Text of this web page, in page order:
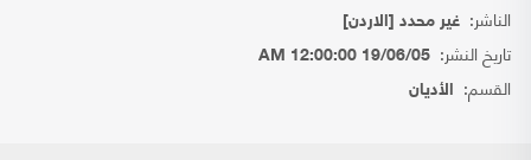
الناشر: غير محدد [الاردن]
تاريخ النشر: 19/06/05 12:00:00 AM
القسم: الأديان